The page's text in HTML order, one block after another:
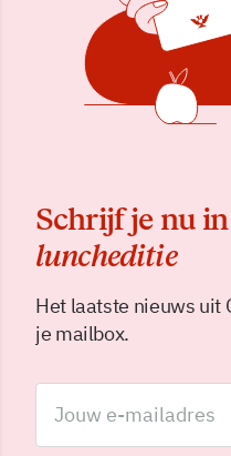
Schrijf je nu
luncheditie
Het laatste nieuws uit
je mailbox.